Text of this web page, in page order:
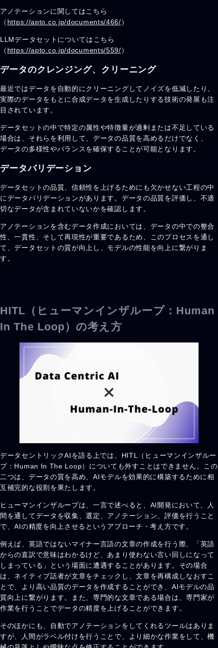
アノテーションに関してはこちら
（ https://apto.co.jp/documents/466/）
LLMデータセットについてはこちら
（ https://apto.co.jp/documents/559/）
データのクレンジング、クリーニング
最近ではデータを自動的にクリーニングしてノイズを低減したり、
実際のデータをもとに合成データを生成したりする技術の発展も注
目されています。
データセットの中で特定の属性や特徴量が過剰または不足している
場合は、それらを利用して、データの品質を高めるだけでなく、
データの多様性やバランスを確保することが可能となります。
データバリデーション
データセットの品質、信頼性を上げるためにも欠かせない工程の中
にデータバリデーションがあります。データの品質を評価し、不適
切なデータが含まれていないかを確認します。
アノテーションを含むデータ作成においては、データの中での整合
性、一貫性、そして再現性が重要であるため、このプロセスを通し
て、データセットの質が向上し、モデルの性能を向上に繋がりま
す。
HITL（ヒューマンインザループ：Human
In The Loop）の考え方
データセントリックAIを語る上では、HITL（ヒューマンインザルー
プ：Human In The Loop）についても外すことはできません。この
二つは、データの質を高め、AIモデルを効果的に構築するために相
互補完的な役割を果たします。
ヒューマンインザループは、一言で述べると、AI開発において、人
間を通してデータを収集、選定、アノテーション、評価を行うこと
で、AIの精度を向上させるというアプローチ・考え方です。
例えば、英語ではないマイナー言語の文章の作成を行う際、「英語
からの直訳で意味はわかるけど、あまり使わない言い回しになって
しまっている」という場面に遭遇することがあります。その場合
は、ネイティブ話者が文章をチェックし、文章を再構成しなおすこ
とで、より高い品質のデータを作成することができ、AIモデルの品
質向上に繋がります。また、専門的な文章である場合は、専門家が
作業を行うことでデータの精度を上げることができます。
そのほかにも、自動でアノテーションをしてくれるツールはありま
すが、人間がラベル付けを行うことで、より細かな作業をして、機